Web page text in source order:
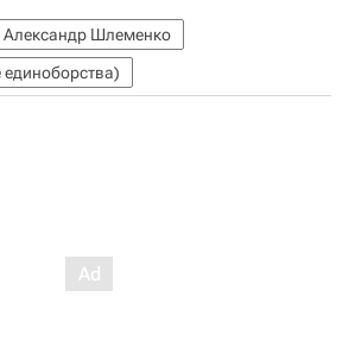
Александр Шлеменко